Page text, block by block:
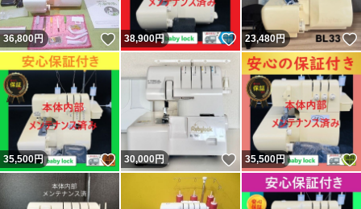
36,800円 いいね！
38,900円 いいね！
23,480円
35,500円 いいね！
30,000円 いいね！
35,500円